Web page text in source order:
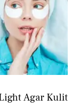
Agar Kulit